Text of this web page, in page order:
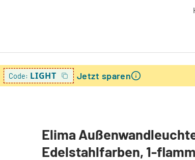
Code: LIGHT Jetzt sparen
Elima
Edelstahlfarben, 1-